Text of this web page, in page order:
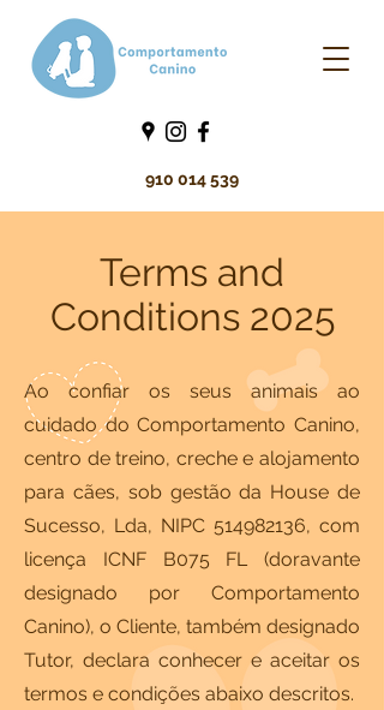
910 014 539
Terms and
Conditions 2025
Ao confiar os seus animais ao
cuidado do Comportamento Canino,
centro de treino, creche e alojamento
para cães, sob gestão da House de
Sucesso, Lda, NIPC 514982136, com
licença ICNF B075 FL (doravante
designado por Comportamento
Canino), o Cliente, também designado
Tutor, declara conhecer e aceitar os
termos e condições abaixo descritos.